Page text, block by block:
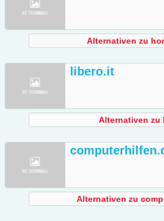
Alternativen zu
libero.it
Alternativen zu
Alternativen zu